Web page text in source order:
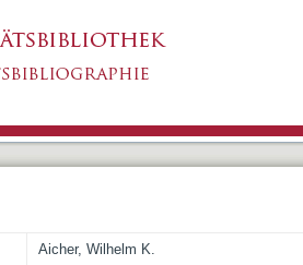
Aicher, Wilhelm K.